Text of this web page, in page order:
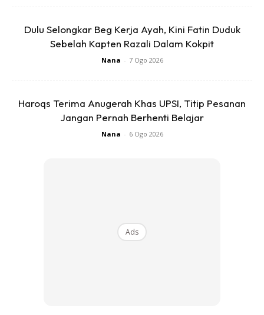
Menurut Slen lagi, Anita kini berada dalam keadaan sihat
Dulu Selongkar Beg Kerja Ayah, Kini Fatin Duduk
Sebelah Kapten Razali Dalam Kokpit
Nana - 7 Ogo 2026
Haroqs Terima Anugerah Khas UPSI, Titip Pesanan
Jangan Pernah Berhenti Belajar
Nana - 6 Ogo 2026
Ads